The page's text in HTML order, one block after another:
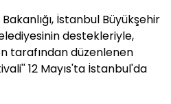
İstanbul Büyükşehir
destekleriyle,
tarafından düzenlenen
12 Mayıs'ta İstanbul'da